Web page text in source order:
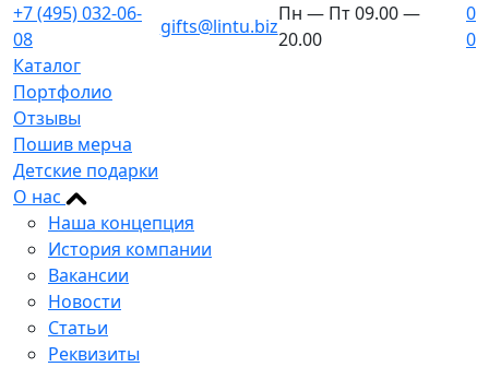
+7 (495) 032-06-
08
gifts@lintu.biz
Пн — Пт 09.00 —
20.00
0
0
Каталог
Портфолио
Отзывы
Пошив мерча
Детские подарки
О нас
Наша концепция
История компании
Вакансии
Новости
Статьи
Реквизиты